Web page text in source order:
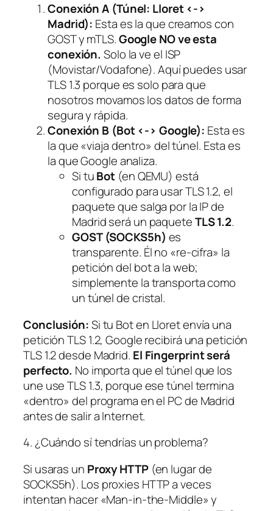
Conexión A (Túnel: Lloret <->
Madrid): Esta es la que creamos con
GOST y mTLS.Google NO ve esta
conexión. Solo la ve el ISP
(Movistar/Vodafone). Aquí puedes usar
TLS 1.3 porque es solo para que
nosotros movamos los datos de forma
segura y rápida.
Conexión B (Bot <-> Google): Esta es
la que «viaja dentro» del túnel. Esta es
la que Google analiza.
Si tuBot (en QEMU) está
configurado para usar TLS 1.2, el
paquete que salga por la IP de
Madrid será un paqueteTLS 1.2.
GOST (SOCKS5h) es
transparente. Él no «re-cifra» la
petición del bot a la web;
simplemente la transporta como
un túnel de cristal.
Conclusión:Si tu Bot en Lloret envía una
petición TLS 1.2, Google recibirá una petición
TLS 1.2 desde Madrid. El Fingerprint será
perfecto. No importa que el túnel que los
une use TLS 1.3, porque ese túnel termina
«dentro» del programa en el PC de Madrid
antes de salir a Internet.
4. ¿Cuándo sí tendrías un problema?
Si usaras un Proxy HTTP(en lugar de
SOCKS5h). Los proxies HTTP a veces
intentan hacer «Man-in-the-Middle» y